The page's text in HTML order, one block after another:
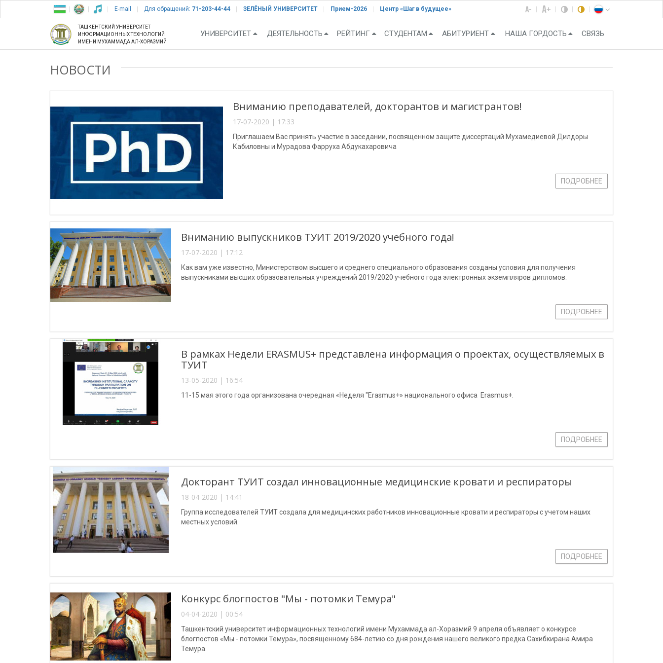
E-mail Для обращений: 71-203-44-44 ЗЕЛЁНЫЙ УНИВЕРСИТЕТ Прием-2026 Центр «Шаг в будущее»
ТАШКЕНТСКИЙ УНИВЕРСИТЕТ
ИНФОРМАЦИОННЫХ ТЕХНОЛОГИЙ
ИМЕНИ МУХАММАДА АЛ-ХОРАЗМИЙ
УНИВЕРСИТЕТ ДЕЯТЕЛЬНОСТЬ РЕЙТИНГ СТУДЕНТАМ АБИТУРИЕНТ НАША ГОРДОСТЬ СВЯЗЬ
НОВОСТИ
Вниманию преподавателей, докторантов и магистрантов!
17-07-2020 | 17:33
Приглашаем Вас принять участие в заседании, посвященном защите диссертаций Мухамедиевой Дилдоры
Кабиловны и Мурадова Фарруха Абдукахаровича
ПОДРОБНЕЕ
Вниманию выпускников ТУИТ 2019/2020 учебного года!
17-07-2020 | 17:12
Как вам уже известно, Министерством высшего и среднего специального образования созданы условия для получения
выпускниками высших образовательных учреждений 2019/2020 учебного года электронных экземпляров дипломов.
ПОДРОБНЕЕ
В рамках Недели ERASMUS+ представлена информация о проектах, осуществляемых в
ТУИТ
13-05-2020 | 16:54
11-15 мая этого года организована очередная «Неделя "Erasmus+» национального офиса Erasmus+.
ПОДРОБНЕЕ
Докторант ТУИТ создал инновационные медицинские кровати и респираторы
18-04-2020 | 14:41
Группа исследователей ТУИТ создала для медицинских работников инновационные кровати и респираторы с учетом наших
местных условий.
ПОДРОБНЕЕ
Конкурс блогпостов "Мы - потомки Темура"
04-04-2020 | 00:54
Ташкентский университет информационных технологий имени Мухаммада ал-Хоразмий 9 апреля объявляет о конкурсе
блогпостов «Мы - потомки Темура», посвященному 684-летию со дня рождения нашего великого предка Сахибкирана Амира
Темура.